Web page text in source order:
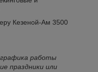
Кезеной-Ам 3500
графика работы
праздники или